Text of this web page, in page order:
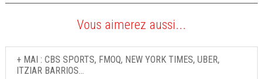
Vous aimerez aussi...
+ MAI : CBS SPORTS, FMOQ, NEW YORK TIMES, UBER,
ITZIAR BARRIOS...